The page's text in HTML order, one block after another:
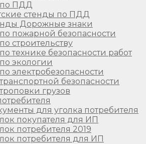
ПДД
стенды по ПДД
Дорожные знаки
пожарной безопасности
строительству
технике безопасности работ
экологии
электробезопасности
безопасности
грузов
для уголка потребителя
покупателя для ИП
потребителя 2019
потребителя для ИП